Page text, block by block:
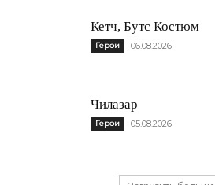
Кетч, Бутс Костюм
Герои 06.08.2026
Чилазар
Герои 05.08.2026